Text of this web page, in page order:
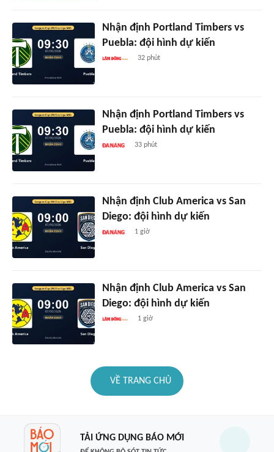
Nhận định Portland Timbers vs
Puebla: đội hình dự kiến
32 phút
Nhận định Portland Timbers vs
Puebla: đội hình dự kiến
33 phút
Nhận định Club America vs San
Diego: đội hình dự kiến
1 giờ
Nhận định Club America vs San
Diego: đội hình dự kiến
1 giờ
VỀ TRANG CHỦ
TẢI ỨNG DỤNG BÁO MỚI